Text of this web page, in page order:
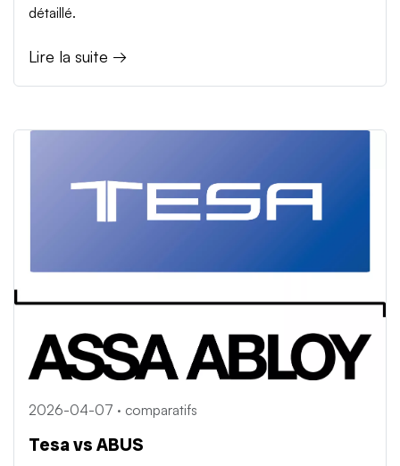
détaillé.
Lire la suite →
2026-04-07 · comparatifs
Tesa vs ABUS